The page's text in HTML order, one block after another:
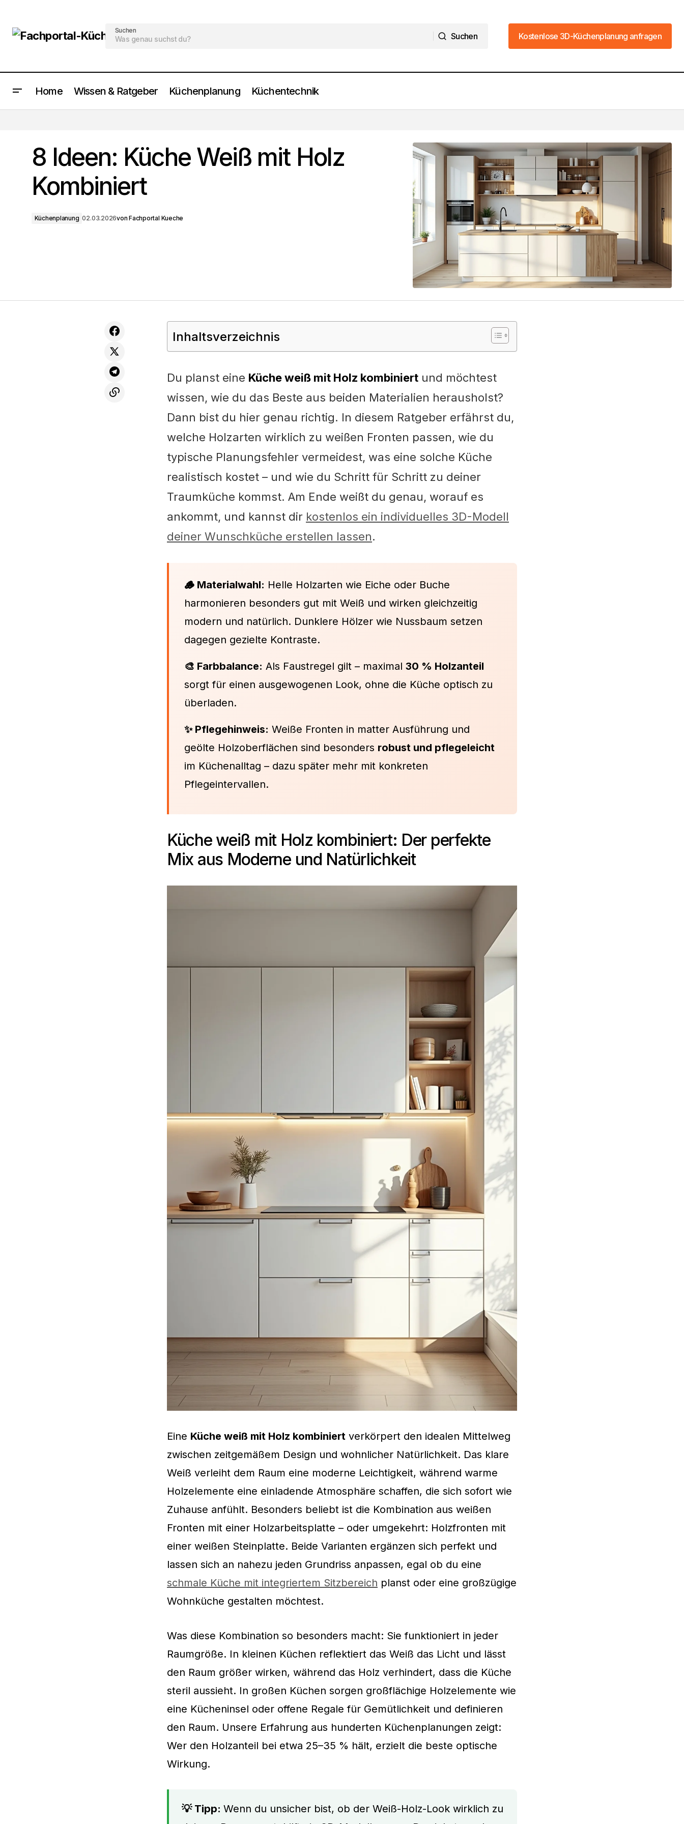
Suchen
Suchen
Kostenlose 3D-Küchenplanung anfragen
Kostenlose 3D-Küchenplanung anfragen
Home Wissen & Ratgeber Küchenplanung Küchentechnik
8 Ideen: Küche Weiß mit Holz
Kombiniert
Küchenplanung 02.03.2026von Fachportal Kueche
Inhaltsverzeichnis
Du planst eine Küche weiß mit Holz kombiniert und möchtest
wissen, wie du das Beste aus beiden Materialien herausholst?
Dann bist du hier genau richtig. In diesem Ratgeber erfährst du,
welche Holzarten wirklich zu weißen Fronten passen, wie du
typische Planungsfehler vermeidest, was eine solche Küche
realistisch kostet – und wie du Schritt für Schritt zu deiner
Traumküche kommst. Am Ende weißt du genau, worauf es
ankommt, und kannst dir kostenlos ein individuelles 3D-Modell
deiner Wunschküche erstellen lassen.
🪵 Materialwahl: Helle Holzarten wie Eiche oder Buche
harmonieren besonders gut mit Weiß und wirken gleichzeitig
modern und natürlich. Dunklere Hölzer wie Nussbaum setzen
dagegen gezielte Kontraste.
🎨 Farbbalance: Als Faustregel gilt – maximal 30 % Holzanteil
sorgt für einen ausgewogenen Look, ohne die Küche optisch zu
überladen.
✨ Pflegehinweis: Weiße Fronten in matter Ausführung und
geölte Holzoberflächen sind besonders robust und pflegeleicht
im Küchenalltag – dazu später mehr mit konkreten
Pflegeintervallen.
Küche weiß mit Holz kombiniert: Der perfekte
Mix aus Moderne und Natürlichkeit
Eine Küche weiß mit Holz kombiniert verkörpert den idealen Mittelweg
zwischen zeitgemäßem Design und wohnlicher Natürlichkeit. Das klare
Weiß verleiht dem Raum eine moderne Leichtigkeit, während warme
Holzelemente eine einladende Atmosphäre schaffen, die sich sofort wie
Zuhause anfühlt. Besonders beliebt ist die Kombination aus weißen
Fronten mit einer Holzarbeitsplatte – oder umgekehrt: Holzfronten mit
einer weißen Steinplatte. Beide Varianten ergänzen sich perfekt und
lassen sich an nahezu jeden Grundriss anpassen, egal ob du eine
schmale Küche mit integriertem Sitzbereich planst oder eine großzügige
Wohnküche gestalten möchtest.
Was diese Kombination so besonders macht: Sie funktioniert in jeder
Raumgröße. In kleinen Küchen reflektiert das Weiß das Licht und lässt
den Raum größer wirken, während das Holz verhindert, dass die Küche
steril aussieht. In großen Küchen sorgen großflächige Holzelemente wie
eine Kücheninsel oder offene Regale für Gemütlichkeit und definieren
den Raum. Unsere Erfahrung aus hunderten Küchenplanungen zeigt:
Wer den Holzanteil bei etwa 25–35 % hält, erzielt die beste optische
Wirkung.
Wenn du unsicher bist, ob der Weiß-Holz-Look wirklich zu